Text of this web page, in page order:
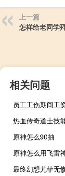
上一篇
怎样给老同学
相关问题
热血传奇道士技
原神怎么90抽
原神怎么用飞雷
最终幻想尤菲无